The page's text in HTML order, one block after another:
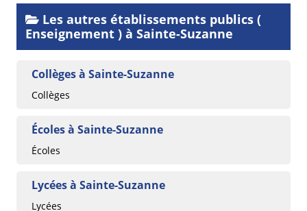
Les autres établissements publics (
Enseignement ) à Sainte-Suzanne
Collèges à Sainte-Suzanne
Collèges
Écoles à Sainte-Suzanne
Écoles
Lycées à Sainte-Suzanne
Lycées